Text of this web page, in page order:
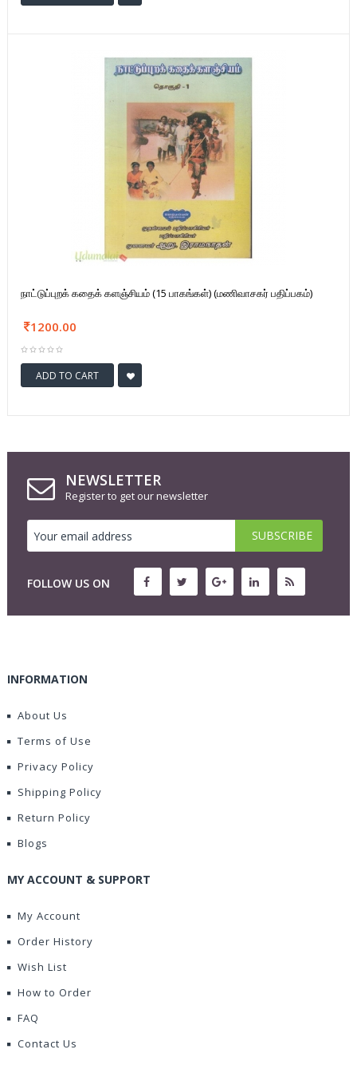
நாட்டுப்புறக் கதைக் களஞ்சியம் (15 பாகங்கள்) (மணிவாசகர் பதிப்பகம்)
1200.00
ADD TO CART
NEWSLETTER
Register to get our newsletter
FOLLOW US ON
INFORMATION
About Us
Terms of Use
Privacy Policy
Shipping Policy
Return Policy
Blogs
MY ACCOUNT & SUPPORT
My Account
Order History
Wish List
How to Order
FAQ
Contact Us